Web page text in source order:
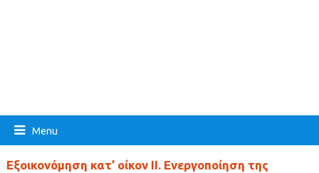
Menu
Εξοικονόμηση κατ’ οίκον ΙΙ. Ενεργοποίηση της